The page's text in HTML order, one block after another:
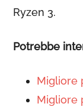
Ryzen 3.
Potrebbe
Migliore
Migliore